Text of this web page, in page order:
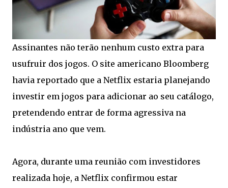
Assinantes não terão nenhum custo extra para
usufruir dos jogos. O site americano Bloomberg
havia reportado que a Netflix estaria planejando
investir em jogos para adicionar ao seu catálogo,
pretendendo entrar de forma agressiva na
indústria ano que vem.
Agora, durante uma reunião com investidores
realizada hoje, a Netflix confirmou estar